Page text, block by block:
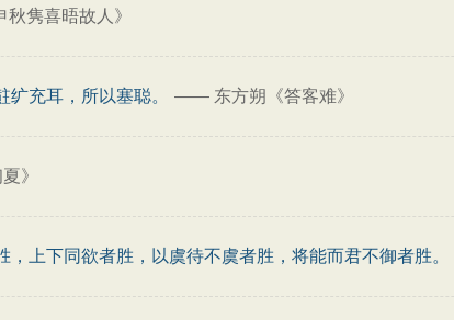
秋隽喜晤故人》
充耳，所以塞聪。 —— 东方朔《答客难》
》
上下同欲者胜，以虞待不虞者胜，将能而君不御者胜。